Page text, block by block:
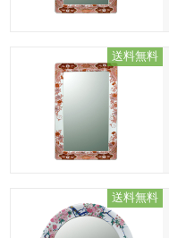
送料無料
送料無料